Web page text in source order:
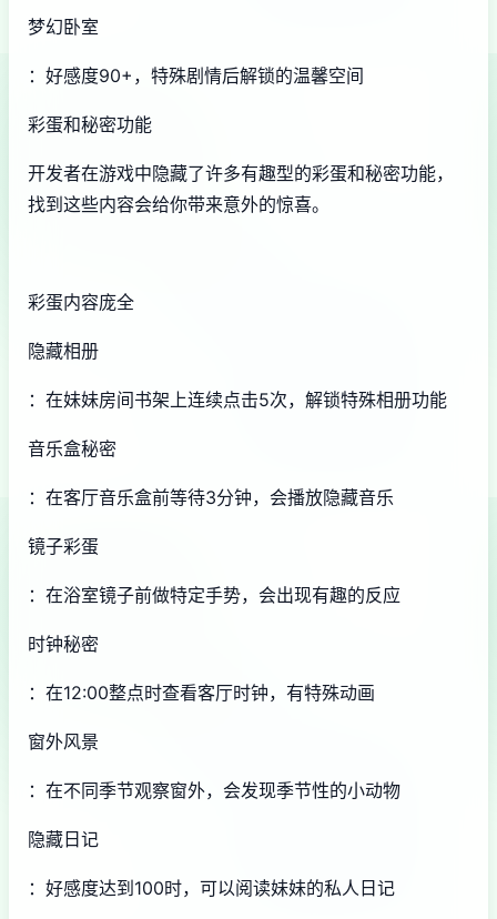
梦幻卧室
：好感度90+，特殊剧情后解锁的温馨空间
彩蛋和秘密功能
开发者在游戏中隐藏了许多有趣型的彩蛋和秘密功能，
找到这些内容会给你带来意外的惊喜。
彩蛋内容庞全
隐藏相册
：在妹妹房间书架上连续点击5次，解锁特殊相册功能
音乐盒秘密
：在客厅音乐盒前等待3分钟，会播放隐藏音乐
镜子彩蛋
：在浴室镜子前做特定手势，会出现有趣的反应
时钟秘密
：在12:00整点时查看客厅时钟，有特殊动画
窗外风景
：在不同季节观察窗外，会发现季节性的小动物
隐藏日记
：好感度达到100时，可以阅读妹妹的私人日记